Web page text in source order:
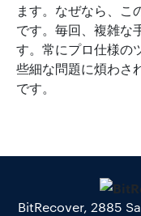
ます。なぜなら、こ
です。毎回、複雑な
す。常にプロ仕様の
些細な問題に煩わさ
です。
BitRecover, 2885